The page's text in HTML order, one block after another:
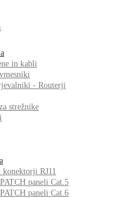
in kabli
- Routerji
strežnike
RJ11
paneli Cat.5
paneli Cat.6